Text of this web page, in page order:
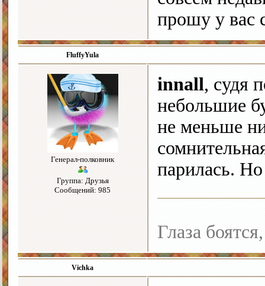
прошу у вас
FluffyYula
Генерал-полковник
Группа: Друзья
Сообщений: 985
innall, судя
небольшие
не меньше
парилась.
Глаза
Vichka